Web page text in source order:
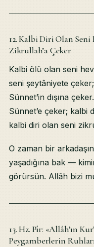
12. Kalbi Diri Olan Seni
Zikrullah’a Çeker
Kalbi ölü olan seni
seni şeytâniyete
Sünnet’in dışına
Sünnet’e çeker; kalbi
kalbi diri olan seni
O zaman bir
yaşadığına bak —
görürsün. Allâh bizi
13. Hz. Pîr: «Allâh’ın
Peygamberlerin